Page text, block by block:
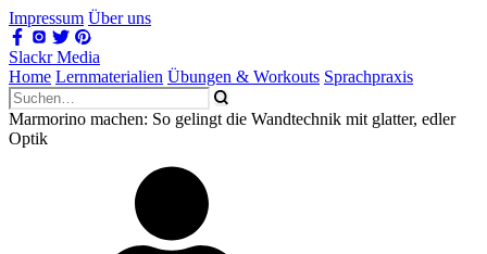
Impressum Über uns
Slackr Media
Home Lernmaterialien Übungen & Workouts Sprachpraxis
Marmorino machen: So gelingt die Wandtechnik mit glatter, edler
Optik